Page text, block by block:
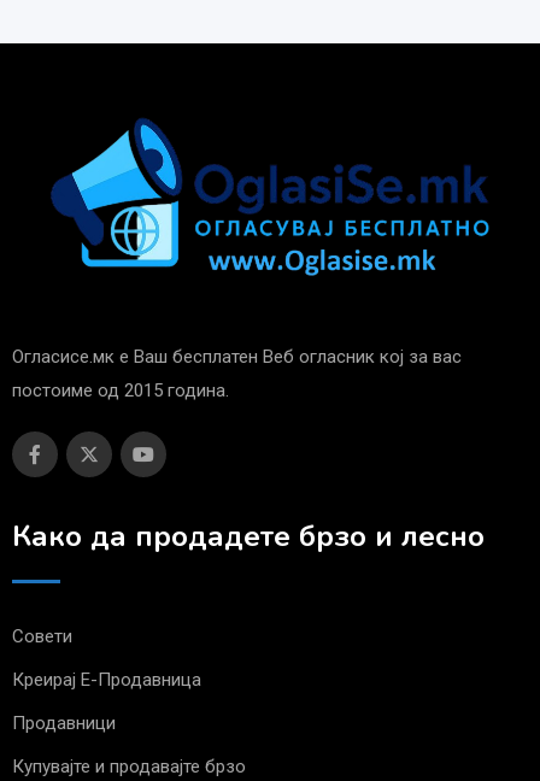
Огласисе.мк е Ваш бесплатен Веб огласник кој за вас
постоиме од 2015 година.
Како да продадете брзо и лесно
Совети
Креирај Е-Продавница
Продавници
Купувајте и продавајте брзо